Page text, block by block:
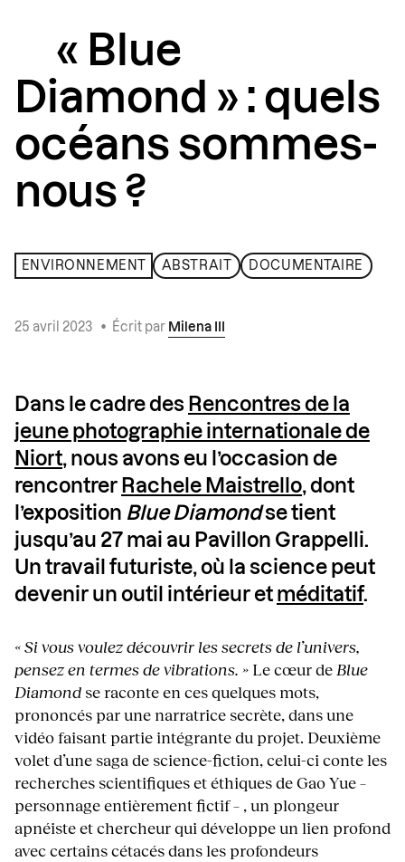
« Blue
Diamond » : quels
océans sommes-
nous ?
ENVIRONNEMENT ABSTRAIT DOCUMENTAIRE
25 avril 2023 • Écrit par Milena III
Dans le cadre des Rencontres de la
jeune photographie internationale de
Niort, nous avons eu l’occasion de
rencontrer Rachele Maistrello, dont
l’exposition Blue Diamondse tient
jusqu’au 27 mai au Pavillon Grappelli.
Un travail futuriste, où la science peut
devenir un outil intérieur et méditatif.
« Si vous voulez découvrir les secrets de l’univers,
pensez en termes de vibrations. » Le cœur de Blue
Diamond se raconte en ces quelques mots,
prononcés par une narratrice secrète, dans une
vidéo faisant partie intégrante du projet. Deuxième
volet d’une saga de science-fiction, celui-ci conte les
recherches scientifiques et éthiques de Gao Yue –
personnage entièrement fictif – , un plongeur
apnéiste et chercheur qui développe un lien profond
avec certains cétacés dans les profondeurs